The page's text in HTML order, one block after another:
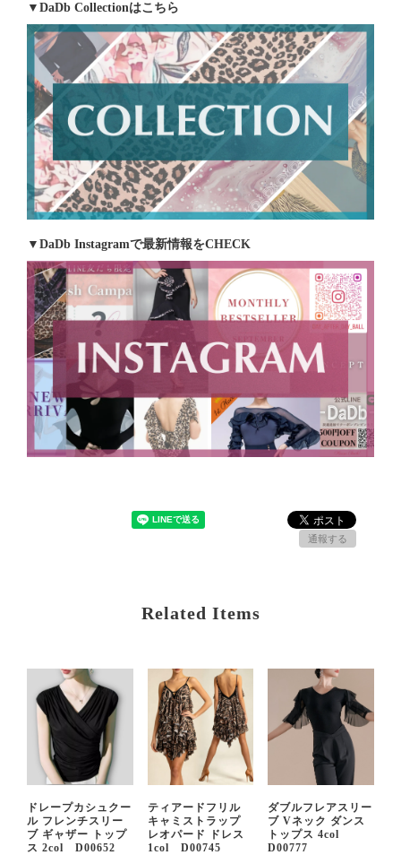
▼DaDb Collectionはこちら
▼DaDb Instagramで最新情報をCHECK
通報する
Related Items
ドレープカシュクー
ル フレンチスリー
ブ ギャザー トップ
ス 2col D00652
ティアードフリル
キャミストラップ
レオパード ドレス
1col D00745
ダブルフレアスリー
ブ Vネック ダンス
トップス 4col
D00777